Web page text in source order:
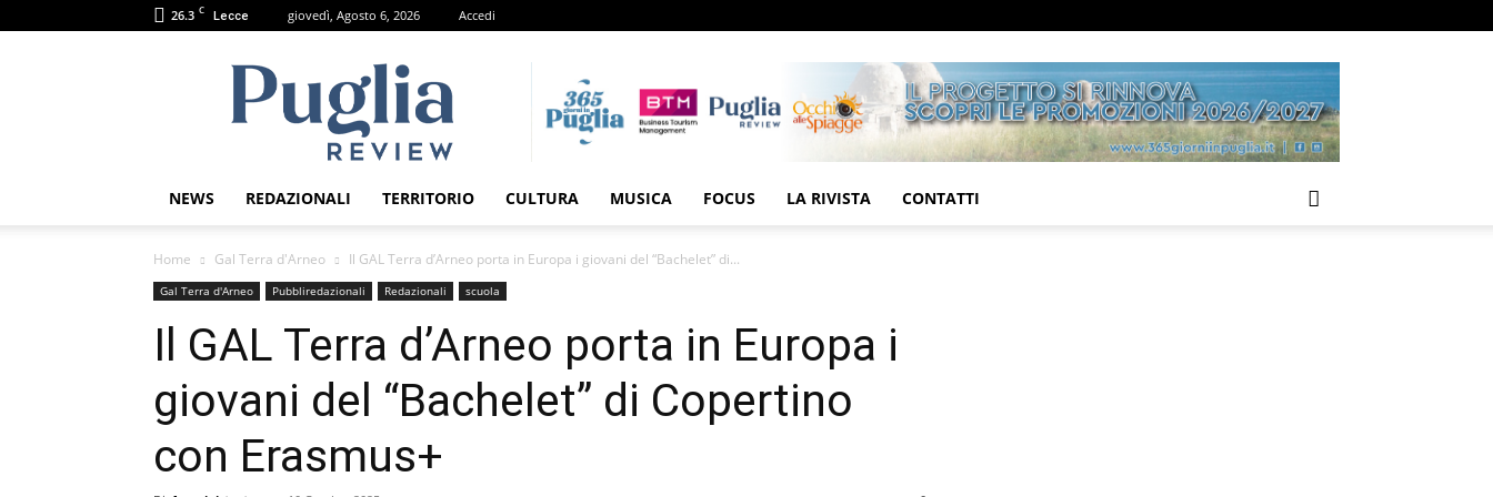
26.3 C Lecce giovedì, Agosto 6, 2026 Accedi
Puglia
Review
NEWS REDAZIONALI TERRITORIO CULTURA MUSICA FOCUS LA RIVISTA CONTATTI
Home Gal Terra d'Arneo Il GAL Terra d’Arneo porta in Europa i giovani del “Bachelet” di...
Gal Terra d'Arneo Pubbliredazionali Redazionali scuola
Il GAL Terra d’Arneo porta in Europa i
giovani del “Bachelet” di Copertino
con Erasmus+